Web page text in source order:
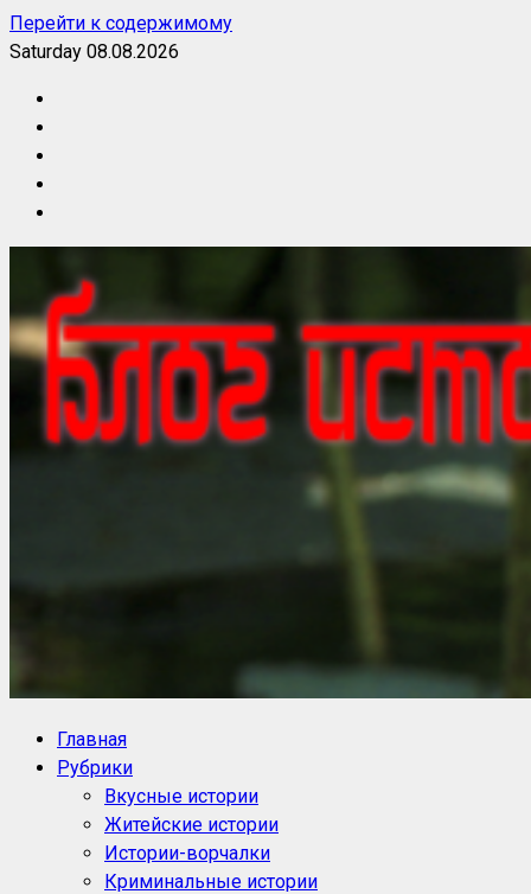
Перейти к содержимому
Saturday 08.08.2026
Блог историй NoorySan
Главная
Рубрики
Вкусные истории
Житейские истории
Истории-ворчалки
Криминальные истории